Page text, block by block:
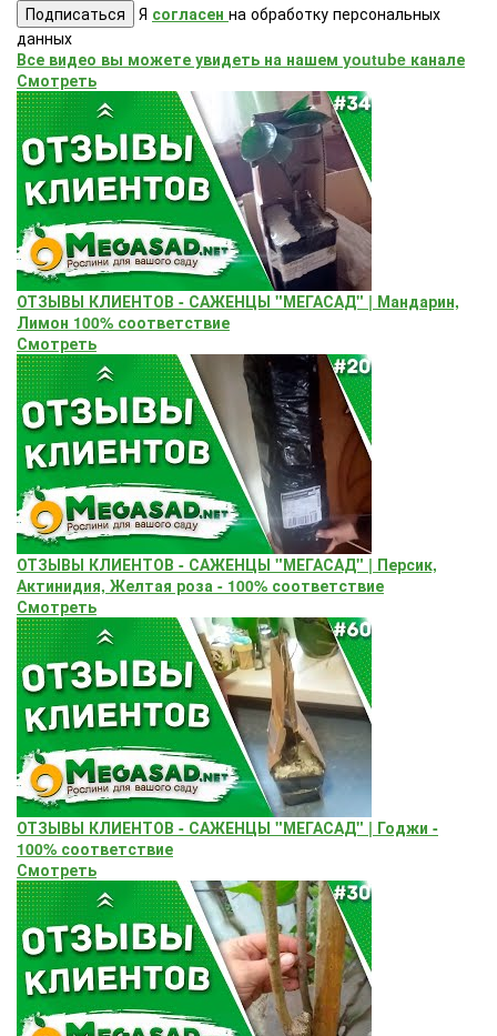
Подписаться Я согласен на обработку персональных
данных
Все видео вы можете увидеть на нашем youtube канале
Смотреть
ОТЗЫВЫ КЛИЕНТОВ - САЖЕНЦЫ "МЕГАСАД" | Мандарин,
Лимон 100% соответствие
Смотреть
ОТЗЫВЫ КЛИЕНТОВ - САЖЕНЦЫ "МЕГАСАД" | Персик,
Актинидия, Желтая роза - 100% соответствие
Смотреть
ОТЗЫВЫ КЛИЕНТОВ - САЖЕНЦЫ "МЕГАСАД" | Годжи -
100% соответствие
Смотреть